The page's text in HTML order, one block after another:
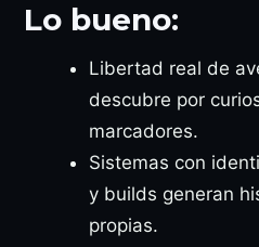
Lo bueno:
Libertad real de
descubre por
marcadores.
Sistemas con
y builds generan
propias.